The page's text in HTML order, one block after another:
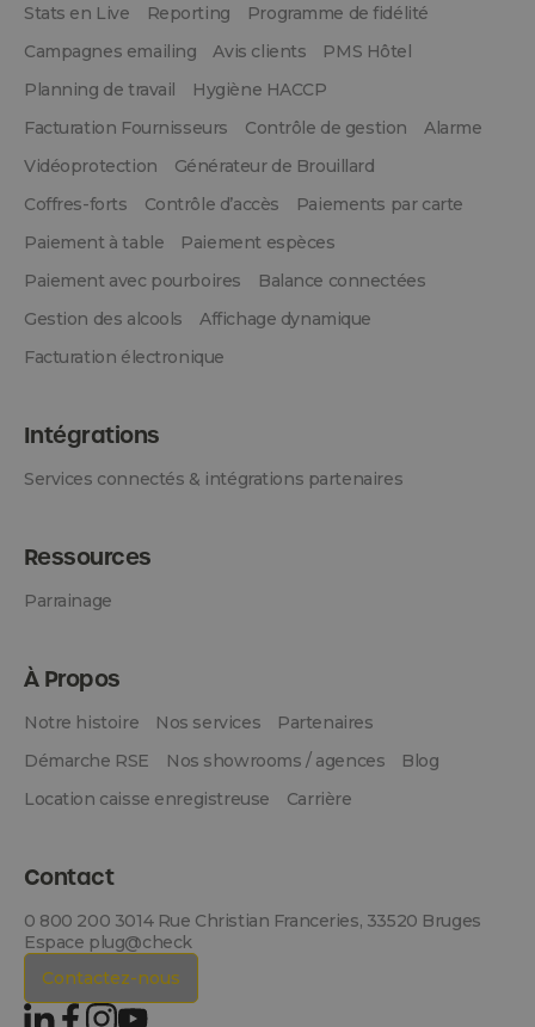
Stats en Live
Reporting
Programme de fidélité
Campagnes emailing
Avis clients
PMS Hôtel
Planning de travail
Hygiène HACCP
Facturation Fournisseurs
Contrôle de gestion
Alarme
Vidéoprotection
Générateur de Brouillard
Coffres-forts
Contrôle d’accès
Paiements par carte
Paiement à table
Paiement espèces
Paiement avec pourboires
Balance connectées
Gestion des alcools
Affichage dynamique
Facturation électronique
Intégrations
Services connectés & intégrations partenaires
Ressources
Parrainage
À Propos
Notre histoire Nos services
Partenaires
Démarche RSE
Nos showrooms / agences
Blog
Location caisse enregistreuse
Carrière
Contact
0 800 200 3014 Rue Christian Franceries, 33520 Bruges
Espace plug@check
Contactez-nous